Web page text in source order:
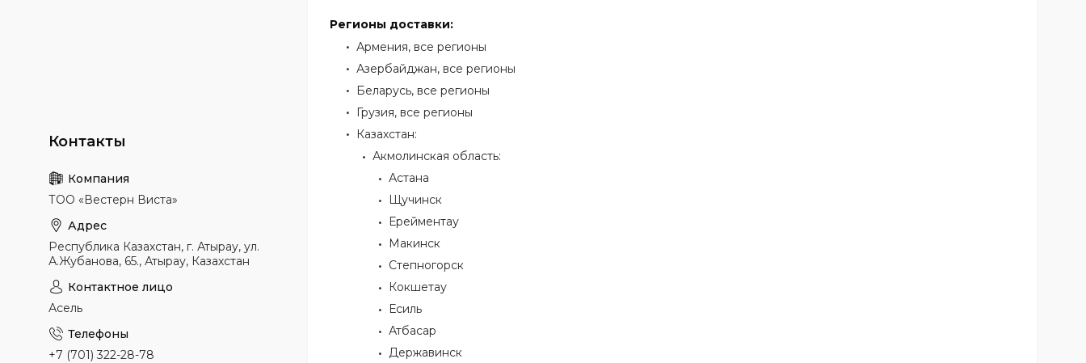
Регионы доставки:
Армения, все регионы
Азербайджан, все регионы
Беларусь, все регионы
Грузия, все регионы
Казахстан:
Акмолинская область:
Астана
Щучинск
Ерейментау
Макинск
Степногорск
Кокшетау
Есиль
Атбасар
Державинск
ТОО «Вестерн Виста»
Республика Казахстан, г. Атырау, ул.
А.Жубанова, 65., Атырау, Казахстан
Асель
+7 (701) 322-28-78